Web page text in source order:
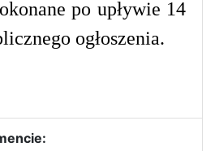
po upływie 14
ogłoszenia.